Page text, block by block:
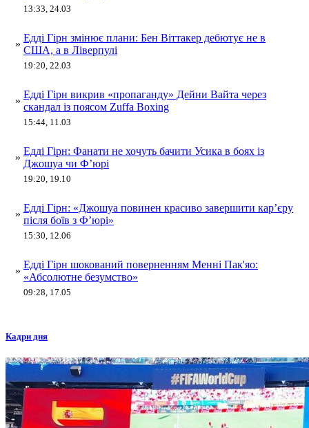
13:33, 24.03
»
Едді Гірн змінює плани: Бен Віттакер дебютує не в
США, а в Ліверпулі
19:20, 22.03
»
Едді Гірн викрив «пропаганду» Дейни Вайта через
скандал із поясом Zuffa Boxing
15:44, 11.03
»
Едді Гірн: Фанати не хочуть бачити Усика в боях із
Джошуа чи Ф’юрі
19:20, 19.10
»
Едді Гірн: «Джошуа повинен красиво завершити кар’єру
після боїв з Ф’юрі»
15:30, 12.06
»
Едді Гірн шокований поверненням Менні Пак'яо:
«Абсолютне безумство»
09:28, 17.05
Кадри дня